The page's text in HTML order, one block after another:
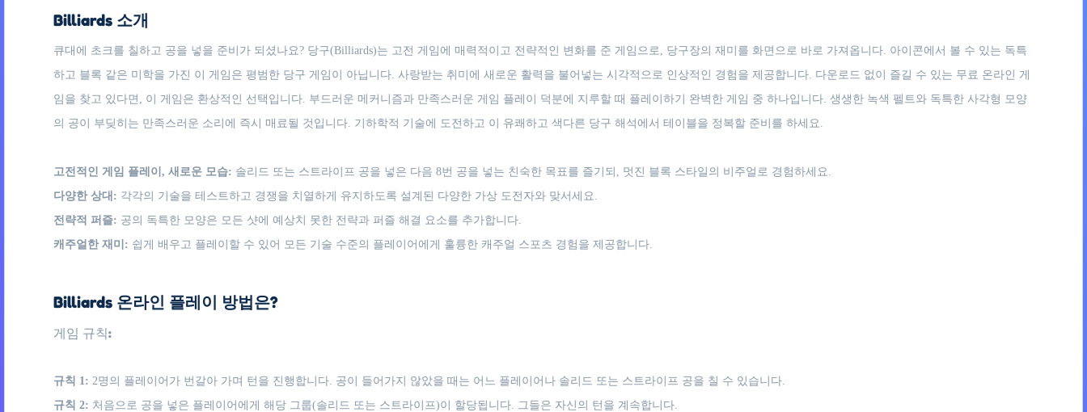
Billiards 소개
큐대에 초크를 칠하고 공을 넣을 준비가 되셨나요? 당구(Billiards)는 고전 게임에 매력적이고 전략적인 변화를 준 게임으로, 당구장의 재미를 화면으로 바로 가져옵니다. 아이콘에서 볼 수 있는 독특
하고 블록 같은 미학을 가진 이 게임은 평범한 당구 게임이 아닙니다. 사랑받는 취미에 새로운 활력을 불어넣는 시각적으로 인상적인 경험을 제공합니다. 다운로드 없이 즐길 수 있는 무료 온라인 게
임을 찾고 있다면, 이 게임은 환상적인 선택입니다. 부드러운 메커니즘과 만족스러운 게임 플레이 덕분에 지루할 때 플레이하기 완벽한 게임 중 하나입니다. 생생한 녹색 펠트와 독특한 사각형 모양
의 공이 부딪히는 만족스러운 소리에 즉시 매료될 것입니다. 기하학적 기술에 도전하고 이 유쾌하고 색다른 당구 해석에서 테이블을 정복할 준비를 하세요.
고전적인 게임 플레이, 새로운 모습: 솔리드 또는 스트라이프 공을 넣은 다음 8번 공을 넣는 친숙한 목표를 즐기되, 멋진 블록 스타일의 비주얼로 경험하세요.
다양한 상대: 각각의 기술을 테스트하고 경쟁을 치열하게 유지하도록 설계된 다양한 가상 도전자와 맞서세요.
전략적 퍼즐: 공의 독특한 모양은 모든 샷에 예상치 못한 전략과 퍼즐 해결 요소를 추가합니다.
캐주얼한 재미: 쉽게 배우고 플레이할 수 있어 모든 기술 수준의 플레이어에게 훌륭한 캐주얼 스포츠 경험을 제공합니다.
Billiards 온라인 플레이 방법은?
게임 규칙:
규칙 1: 2명의 플레이어가 번갈아 가며 턴을 진행합니다. 공이 들어가지 않았을 때는 어느 플레이어나 솔리드 또는 스트라이프 공을 칠 수 있습니다.
규칙 2: 처음으로 공을 넣은 플레이어에게 해당 그룹(솔리드 또는 스트라이프)이 할당됩니다. 그들은 자신의 턴을 계속합니다.